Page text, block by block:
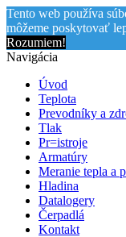
Tento web používa
môžeme poskytovať
Rozumiem!
Navigácia
Úvod
Teplota
Prevodníky a
Tlak
Pr=istroje
Armatúry
Meranie tepla a
Hladina
Datalogery
Čerpadlá
Kontakt